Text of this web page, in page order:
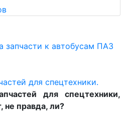
запчасти к автобусам ПАЗ
для спецтехники.
для спецтехники,
не правда, ли?